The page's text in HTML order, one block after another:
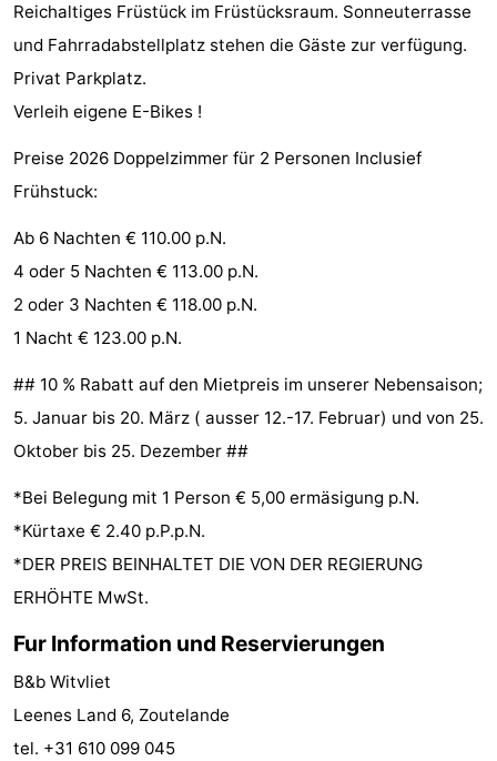
tun
Museen
-
Galerien
Kirchen
-
Leuchtturme
-
Aussichtspunkte
Attraktionen
-
Spielplätze
-
Indoor-
Spielplätze
-
Bowling
Wellness-
Zentren
Dörfer
&
Städte
Natur
Führungen
Sport
-
Reichaltiges Früstück im Früstücksraum. Sonneuterrasse
und Fahrradabstellplatz stehen die Gäste zur verfügung.
Privat Parkplatz.
Verleih eigene E-Bikes !
Preise 2026 Doppelzimmer für 2 Personen Inclusief
Frühstuck:
Ab 6 Nachten € 110.00 p.N.
4 oder 5 Nachten € 113.00 p.N.
2 oder 3 Nachten € 118.00 p.N.
1 Nacht € 123.00 p.N.
## 10 % Rabatt auf den Mietpreis im unserer Nebensaison;
5. Januar bis 20. März ( ausser 12.-17. Februar) und von 25.
Oktober bis 25. Dezember ##
*Bei Belegung mit 1 Person € 5,00 ermäsigung p.N.
*Kürtaxe € 2.40 p.P.p.N.
*DER PREIS BEINHALTET DIE VON DER REGIERUNG
ERHÖHTE MwSt.
Fur Information und Reservierungen
B&b Witvliet
Leenes Land 6, Zoutelande
tel. +31 610 099 045